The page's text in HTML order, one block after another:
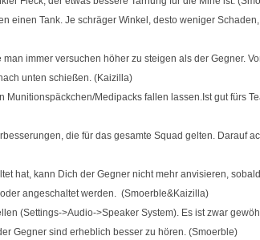
einen Tank. Je schräger Winkel, desto weniger
immer versuchen höher zu steigen als der Gegner.
unten schießen. (Kaizilla)
Munitionspäckchen/Medipacks fallen lassen.Ist gut fürs
die für das gesamte Squad gelten. Darauf
hat, kann Dich der Gegner nicht mehr anvisieren,
angeschaltet werden. (Smoerble&Kaizilla)
(Settings->Audio->Speaker System). Es ist zwar
Gegner sind erheblich besser zu hören. (Smoerble)